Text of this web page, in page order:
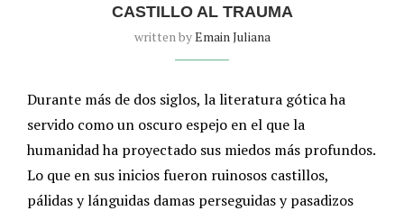
CASTILLO AL TRAUMA
written byEmain Juliana
Durante más de dos siglos, la literatura gótica ha
servido como un oscuro espejo en el que la
humanidad ha proyectado sus miedos más profundos.
Lo que en sus inicios fueron ruinosos castillos,
pálidas y lánguidas damas perseguidas y pasadizos